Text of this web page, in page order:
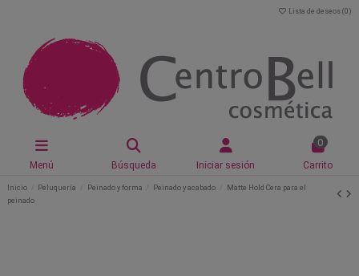
Lista de deseos (0 )
Menú Búsqueda Iniciar sesión
0
Carrito
Inicio Peluquería Peinado y forma Peinado y acabado
Matte Hold Cera para el
peinado